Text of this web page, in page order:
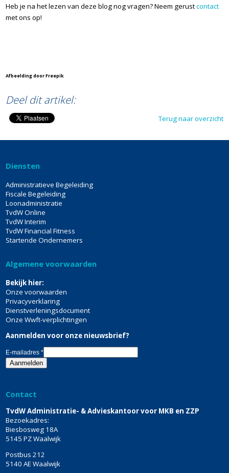
Heb je na het lezen van deze blog nog vragen? Neem gerustcontact
met ons op!
Afbeelding door Freepik
Deel dit artikel:
Terug naar overzicht
Diensten
Administratieve Begeleiding
Fiscale Begeleiding
Loonadministratie
TvdW Online
TvdW Interim
TvdW Financial Fitness
Startende Ondernemers
Algemene voorwaarden
Bekijk hier:
Onze voorwaarden
Privacyverklaring
Dienstverleningsdocument
Onze Wwft-verplichtingen
Aanmelden voor onze nieuwsbrief?
E-mailadres*
Contact
TvdW Administratie- & Advieskantoor voor MKB en ZZP
Bezoekadres:
Biesbosweg 18A
5145 PZ Waalwijk
Postbus 212
5140 AE Waalwijk